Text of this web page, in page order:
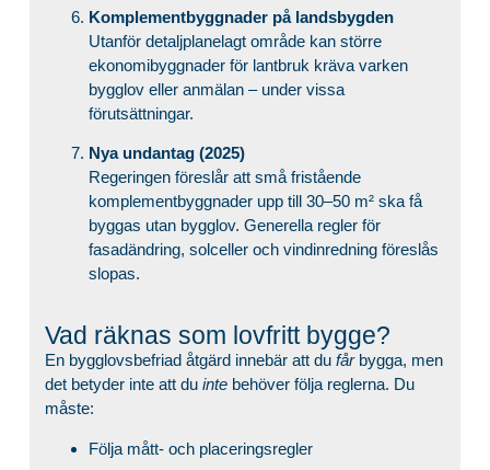
Komplementbyggnader på landsbygden
Utanför detaljplanelagt område kan större
ekonomibyggnader för lantbruk kräva varken
bygglov eller anmälan – under vissa
förutsättningar.
Nya undantag (2025)
Regeringen föreslår att små fristående
komplementbyggnader upp till 30–50 m² ska få
byggas utan bygglov. Generella regler för
fasadändring, solceller och vindinredning föreslås
slopas.
Vad räknas som lovfritt bygge?
En bygglovsbefriad åtgärd innebär att du fårbygga, men
det betyder inte att du intebehöver följa reglerna. Du
måste:
Följa mått- och placeringsregler